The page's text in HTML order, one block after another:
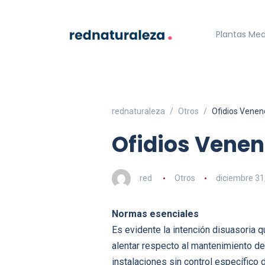
Plantas
rednaturaleza Otros Ofidios
Ofidios
red Otros diciembre
Normas esenciales
Es evidente la intención disuasoria
alentar respecto al mantenimiento
instalaciones sin control específico